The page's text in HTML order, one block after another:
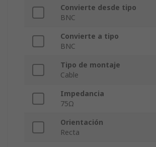
Convierte desde tipo
BNC
Convierte a tipo
BNC
Tipo de montaje
Cable
Impedancia
75Ω
Orientación
Recta